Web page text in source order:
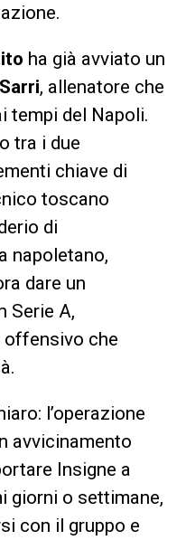
ha già avviato un
, allenatore che
tempi del Napoli.
tra i due
chiave di
toscano
di
napoletano,
dare un
Serie A,
che
l’operazione
avvicinamento
Insigne a
giorni o settimane,
con il gruppo e